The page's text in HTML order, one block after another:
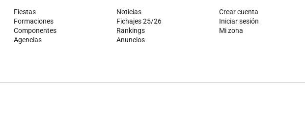
Fiestas
Formaciones
Componentes
Agencias
Noticias
Fichajes 25/26
Rankings
Anuncios
Crear cuenta
Iniciar sesión
Mi zona